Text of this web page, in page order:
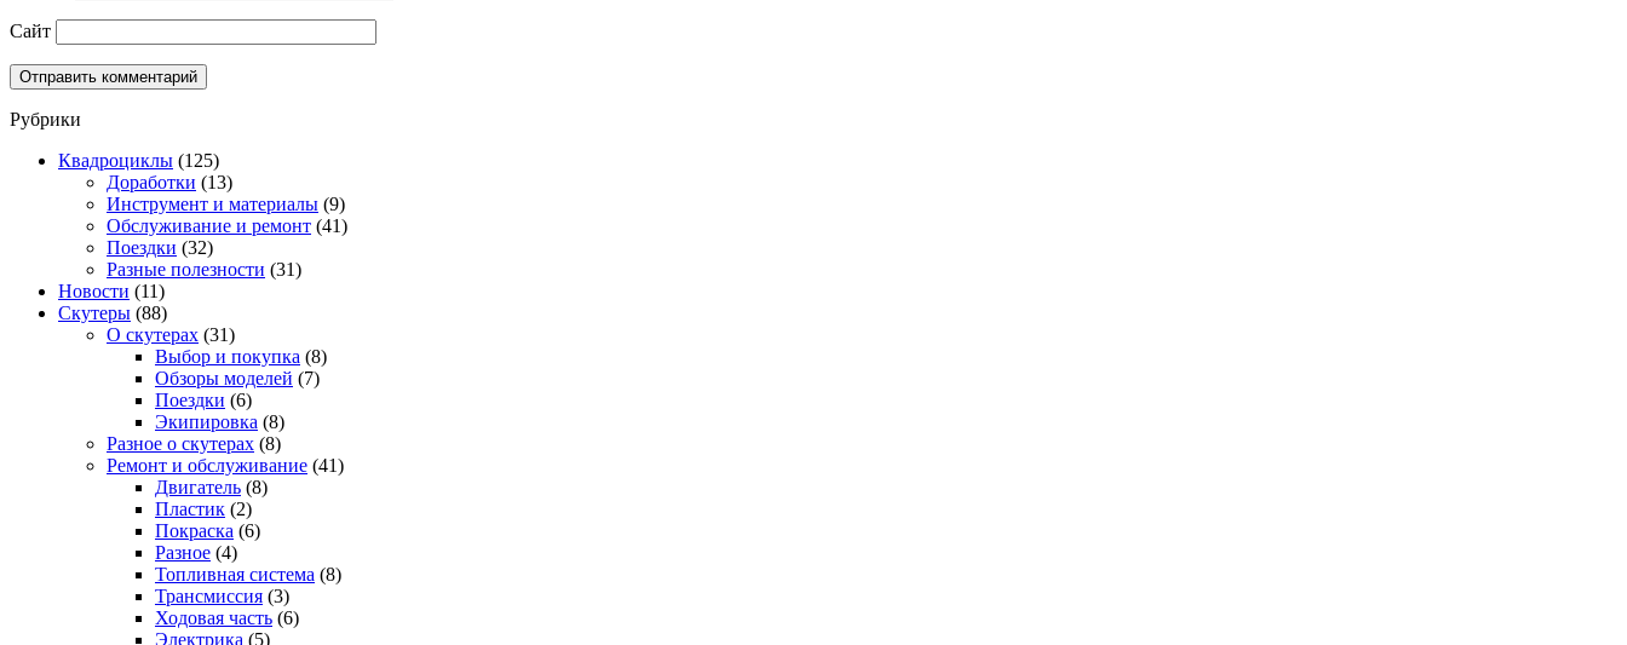
Сайт
Рубрики
Квадроциклы (125)
Доработки (13)
Инструмент и материалы (9)
Обслуживание и ремонт (41)
Поездки (32)
Разные полезности (31)
Новости (11)
Скутеры (88)
О скутерах (31)
Выбор и покупка (8)
Обзоры моделей (7)
Поездки (6)
Экипировка (8)
Разное о скутерах (8)
Ремонт и обслуживание (41)
Двигатель (8)
Пластик (2)
Покраска (6)
Разное (4)
Топливная система (8)
Трансмиссия (3)
Ходовая часть (6)
Электрика (5)